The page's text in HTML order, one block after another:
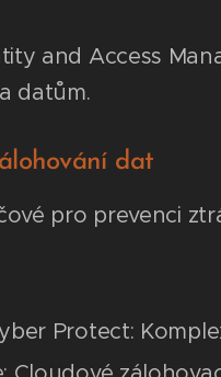
and Access
datům.
dat
pro prevenci
Protect: